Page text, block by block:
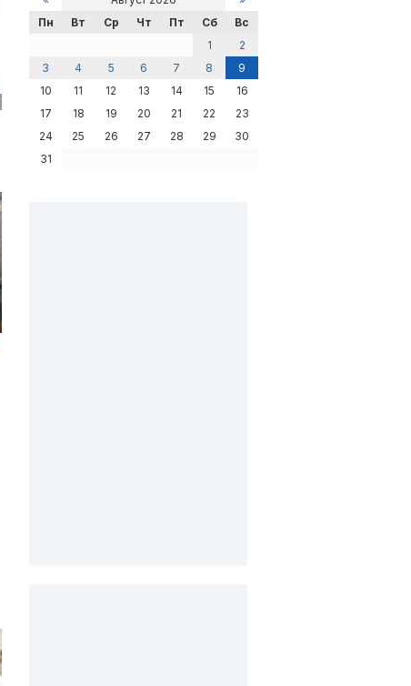
Пн
Вт Ср Чт Пт Сб
Вс
1
2
3
4 5 6 7 8
9
10
11 12 13 14 15
16
17
18 19 20 21 22
23
24
25 26 27 28 29
30
31